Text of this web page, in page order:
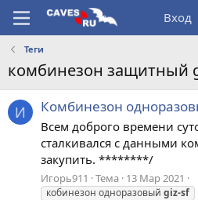
Вход
Теги
комбинезон защитный
И Комбинезон
Всем доброго времени
сталкивался с данными
закупить. ********/
Игорь911 Тема 13 Мар 2021
кобинезон одноразовый giz-sf